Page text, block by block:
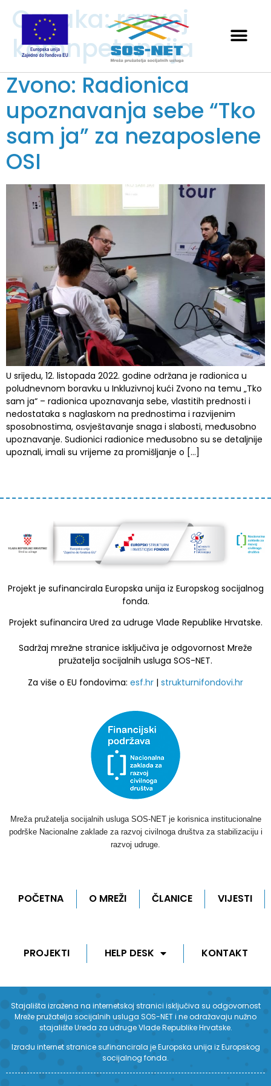
Oznaka:razvoj
komnpetencija
Zvono: Radionica
upoznavanja sebe “Tko
sam ja” za nezaposlene
OSI
U srijedu, 12. listopada 2022. godine održana je radionica u
poludnevnom boravku u Inkluzivnoj kući Zvono na temu „Tko
sam ja“ – radionica upoznavanja sebe, vlastitih prednosti i
nedostataka s naglaskom na prednostima i razvijenim
sposobnostima, osvještavanje snaga i slabosti, međusobno
upoznavanje. Sudionici radionice međusobno su se detaljnije
upoznali, imali su vrijeme za promišljanje o […]
Projekt je sufinancirala Europska unija iz Europskog socijalnog
fonda.
Projekt sufinancira Ured za udruge Vlade Republike Hrvatske.
Sadržaj mrežne stranice isključiva je odgovornost Mreže
pružatelja socijalnih usluga SOS-NET.
Za više o EU fondovima: esf.hr | strukturnifondovi.hr
Mreža pružatelja socijalnih usluga SOS-NET je korisnica institucionalne
podrške Nacionalne zaklade za razvoj civilnoga društva za stabilizaciju i
razvoj udruge.
POČETNA O MREŽI ČLANICE VIJESTI
PROJEKTI HELP DESK KONTAKT
Stajališta izražena na internetskoj stranici isključiva su odgovornost
Mreže pružatelja socijalnih usluga SOS-NET i ne odražavaju nužno
stajalište Ureda za udruge Vlade Republike Hrvatske.
Izradu internet stranice sufinancirala je Europska unija iz Europskog
socijalnog fonda.